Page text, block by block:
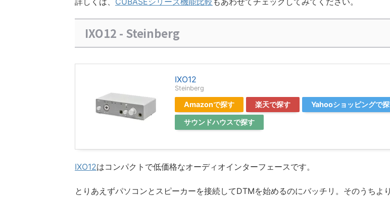
IXO12 - Steinberg
IXO12
Steinberg
Amazonで探す 楽天で探す Yahooショッピングで
サウンドハウスで探す
IXO12はコンパクトで低価格なオーディオインターフェースです。
とりあえずパソコンとスピーカーを接続してDTMを始めるのにバッチリ。そのうちよ